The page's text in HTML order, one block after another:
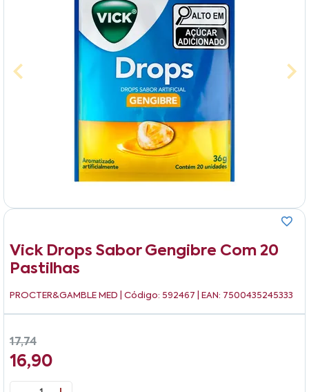
Vick Drops Sabor Gengibre Com 20
Pastilhas
PROCTER&GAMBLE MED | Código: 592467 | EAN: 7500435245333
17,74
16,90